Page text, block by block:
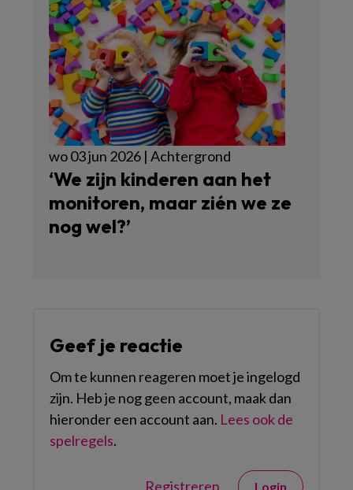
wo 03 jun 2026 | Achtergrond
‘We zijn kinderen aan het
monitoren, maar zién we ze
nog wel?’
Geef je reactie
Om te kunnen reageren moet je ingelogd
zijn. Heb je nog geen account, maak dan
hieronder een account aan. Lees ook de
spelregels.
Registreren Login